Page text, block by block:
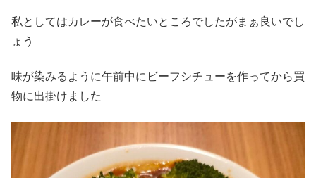
私としてはカレーが食べたいところでしたがまぁ良いでし
ょう
味が染みるように午前中にビーフシチューを作ってから買
物に出掛けました